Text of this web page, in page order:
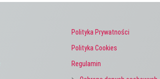
Polityka Prywatności
Polityka Cookies
Regulamin